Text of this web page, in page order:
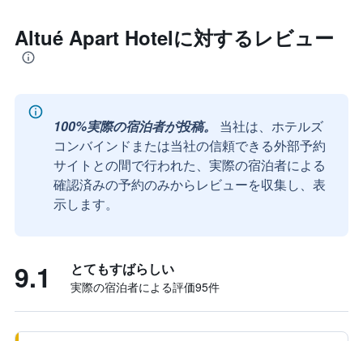
Altué Apart Hotelに対するレビュー
100%実際の宿泊者が投稿。
当社は、ホテルズ
コンバインドまたは当社の信頼できる外部予約
サイトとの間で行われた、実際の宿泊者による
確認済みの予約のみからレビューを収集し、表
示します。
9.1 とてもすばらしい
実際の宿泊者による評価95​件